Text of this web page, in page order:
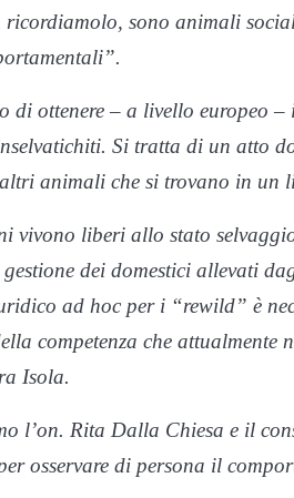
ricordiamolo, sono animali
di ottenere – a livello europeo
Si tratta di un atto
animali che si trovano in un
vivono liberi allo stato
dei domestici allevati
ad hoc per i “rewild” è
competenza che attualmente
Isola.
l’on. Rita Dalla Chiesa e il
osservare di persona il